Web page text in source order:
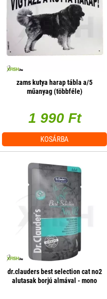
zams kutya harap tábla a/5
műanyag (többféle)
1 990 Ft
KOSÁRBA
dr.clauders best selection cat no2
alutasak borjú almával - mono